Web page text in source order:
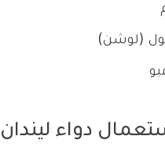
(لوشن)
دواء ليندان